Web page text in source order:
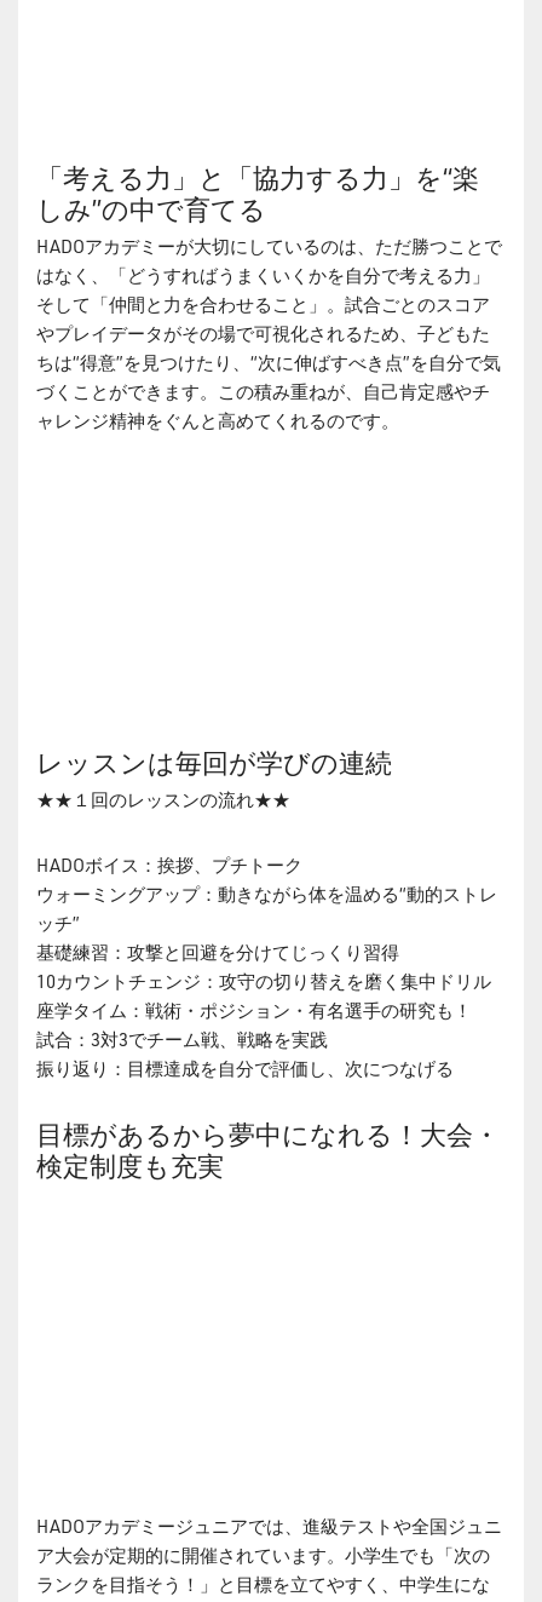
「考える力」と「協力する力」を“楽
しみ”の中で育てる
HADOアカデミーが大切にしているのは、ただ勝つことで
はなく、「どうすればうまくいくかを自分で考える力」
そして「仲間と力を合わせること」。試合ごとのスコア
やプレイデータがその場で可視化されるため、子どもた
ちは“得意”を見つけたり、“次に伸ばすべき点”を自分で気
づくことができます。この積み重ねが、自己肯定感やチ
ャレンジ精神をぐんと高めてくれるのです。
レッスンは毎回が学びの連続
★★１回のレッスンの流れ★★
HADOボイス：挨拶、プチトーク
ウォーミングアップ：動きながら体を温める“動的ストレ
ッチ”
基礎練習：攻撃と回避を分けてじっくり習得
10カウントチェンジ：攻守の切り替えを磨く集中ドリル
座学タイム：戦術・ポジション・有名選手の研究も！
試合：3対3でチーム戦、戦略を実践
振り返り：目標達成を自分で評価し、次につなげる
目標があるから夢中になれる！大会・
検定制度も充実
HADOアカデミージュニアでは、進級テストや全国ジュニ
ア大会が定期的に開催されています。小学生でも「次の
ランクを目指そう！」と目標を立てやすく、中学生にな